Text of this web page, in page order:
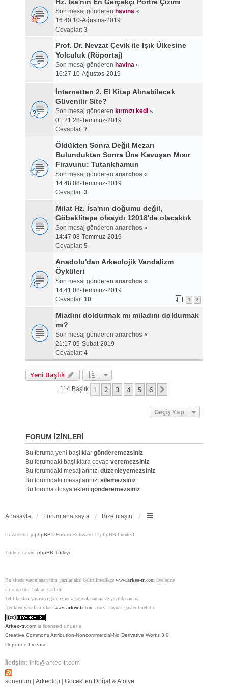
Son mesaj gönderen havina«
16:40 10-Ağustos-2019
Cevaplar: 3
Prof. Dr. Nevzat Çevik ile Işık Ülkesine
Yolculuk (Röportaj)
Son mesaj gönderen havina«
16:27 10-Ağustos-2019
İnternetten 2. El Kitap Alınabilecek
Güvenilir Site?
Son mesaj gönderen kırmızı kedi«
01:21 28-Temmuz-2019
Cevaplar: 7
Öldükten Sonra Değil Mezarı
Bulunduktan Sonra Üne Kavuşan Mısır
Firavunu: Tutankhamun
Son mesaj gönderen anarchos «
14:48 08-Temmuz-2019
Cevaplar: 3
Milat Hz. İsa'nın doğumu değil,
Göbeklitepe olsaydı 12018'de olacaktık
Son mesaj gönderen anarchos «
14:47 08-Temmuz-2019
Cevaplar: 5
Anadolu'dan Arkeolojik Vandalizm
Öyküleri
Son mesaj gönderen anarchos «
14:41 08-Temmuz-2019
Cevaplar: 10 1 2
Miadını doldurmak mı miladını doldurmak
mı?
Son mesaj gönderen anarchos «
21:17 09-Şubat-2019
Cevaplar: 4
Yeni Başlık
114 Başlık 1 2 3 4 5 6
Geçiş Yap
FORUM IZINLERI
Bu foruma yeni başlıklar gönderemezsiniz
Bu forumdaki başlıklara cevap veremezsiniz
Bu forumdaki mesajlarınızı düzenleyemezsiniz
Bu forumdaki mesajlarınızı silemezsiniz
Bu foruma dosya ekleri gönderemezsiniz
Anasayfa Forum ana sayfa Bize ulaşın
Powered by phpBB® Forum Software © phpBB Limited
Türkçe çeviri: phpBB Türkiye
Bu sitede yayınlanan tüm yazılar aksi belirtilmedikçe www.arkeo-tr.com üyelerine
ait olup tüm hakları saklıdır.
Telif hakları yasasına göre izinsiz kopyalanamaz ve yayınlanamaz.
İçerikten yararlanılırken www.arkeo-tr.com adresi kaynak gösterilmelidir.
Arkeo-tr .com is licensed under a
Creative Commons Attribution-Noncommercial-No Derivative Works 3.0
Unported License
İletişim: info@arkeo-tr.com
sonerium Arkeoloji Göcek'ten Doğal & Atölye